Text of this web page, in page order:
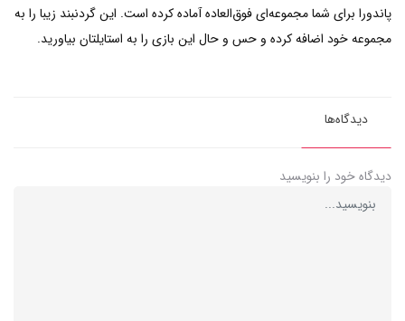
پاندورا برای شما مجموعه‌ای فوق‌العاده آماده کرده است. این گردنبند زیبا را به
مجموعه خود اضافه کرده و حس و حال این بازی را به استایلتان بیاورید.
دیدگاه‌ها
دیدگاه خود را بنویسید